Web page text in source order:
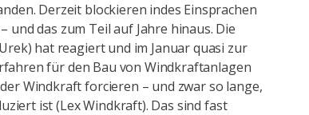
Derzeit blockieren indes Einsprachen
und das zum Teil auf Jahre hinaus. Die
hat reagiert und im Januar quasi zur
für den Bau von Windkraftanlagen
Windkraft forcieren – und zwar so lange,
ist (Lex Windkraft). Das sind fast